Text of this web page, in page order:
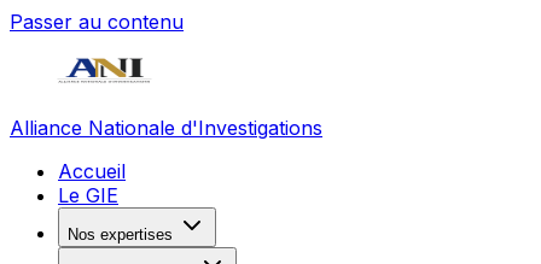
Passer au contenu
Alliance Nationale d'Investigations
Accueil
Le GIE
Nos expertises